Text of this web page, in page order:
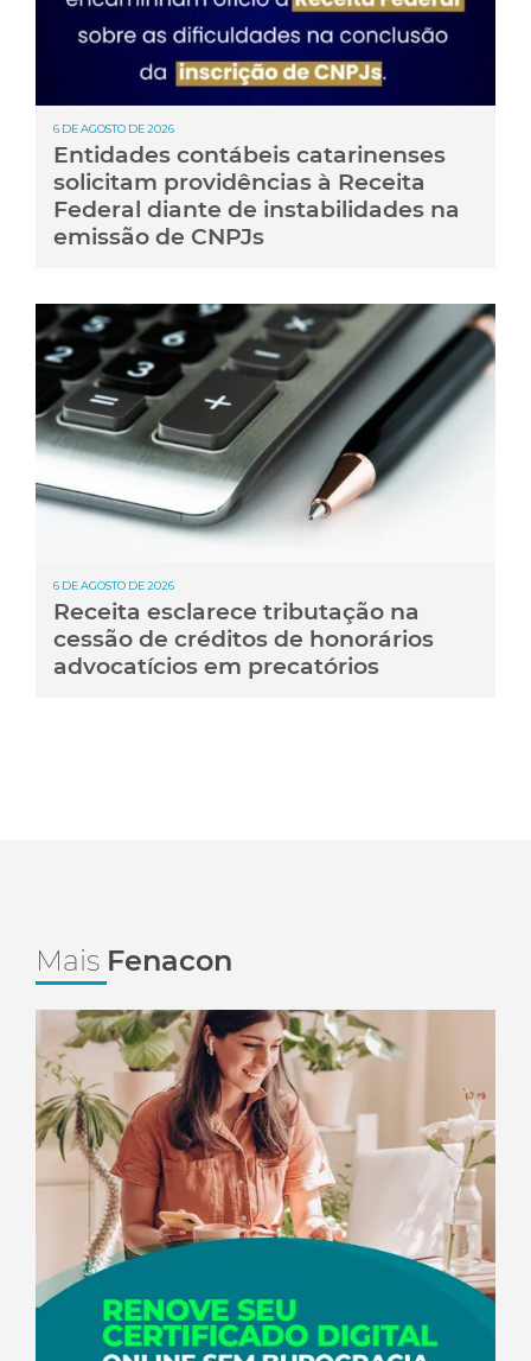
6 DE AGOSTO DE 2026
Entidades contábeis catarinenses
solicitam providências à Receita
Federal diante de instabilidades na
emissão de CNPJs
6 DE AGOSTO DE 2026
Receita esclarece tributação na
cessão de créditos de honorários
advocatícios em precatórios
Mais Fenacon